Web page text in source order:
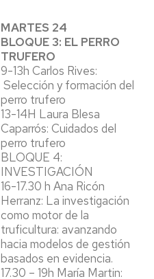
MARTES 24
BLOQUE 3: EL PERRO
TRUFERO
9-13h Carlos Rives:
Selección y formación del
perro trufero
13-14H Laura Blesa
Caparrós: Cuidados del
perro trufero
BLOQUE 4:
INVESTIGACIÓN
16-17.30 h Ana Ricón
Herranz: La investigación
como motor de la
truficultura: avanzando
hacia modelos de gestión
basados en evidencia.
17.30 – 19h María Martin: